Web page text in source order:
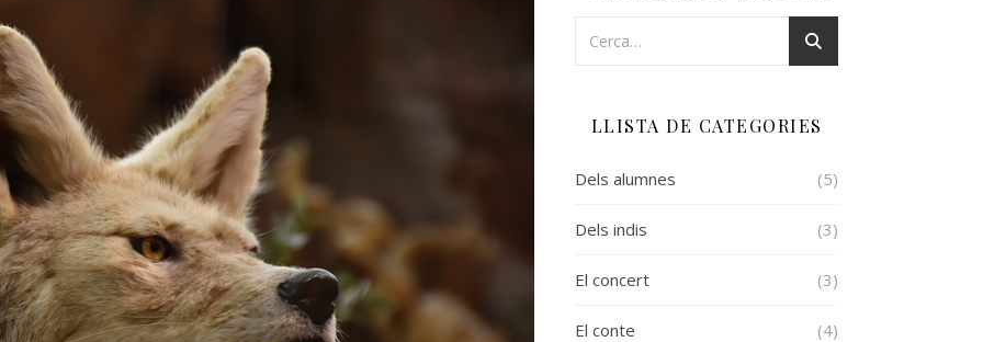
LLISTA DE CATEGORIES
Dels alumnes (5)
Dels indis (3)
El concert (3)
El conte (4)